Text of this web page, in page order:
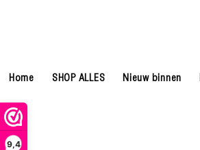
9,4
Home SHOP ALLES Nieuw binnen